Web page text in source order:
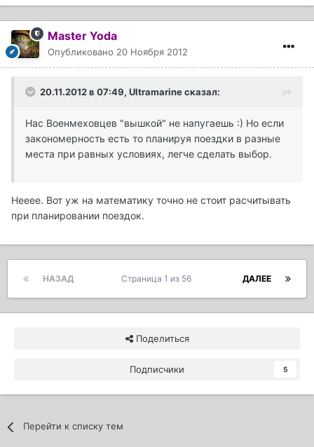
Master Yoda
Опубликовано 20 Ноября 2012
20.11.2012 в 07:49, Ultramarine сказал:
Нас Военмеховцев "вышкой" не напугаешь :) Но если
закономерность есть то планируя поездки в разные
места при равных условиях, легче сделать выбор.
Нееее. Вот уж на математику точно не стоит расчитывать
при планировании поездок.
НАЗАД ДАЛЕЕ
Страница 1 из 56
Поделиться
Подписчики 5
Перейти к списку тем